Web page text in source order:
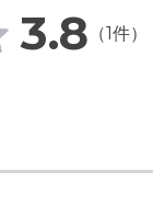
3.8 （1件）